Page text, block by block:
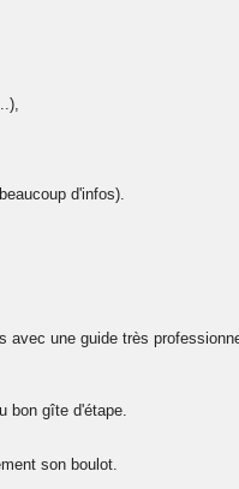
d'infos).
avec une guide très
bon gîte d'étape.
son boulot.